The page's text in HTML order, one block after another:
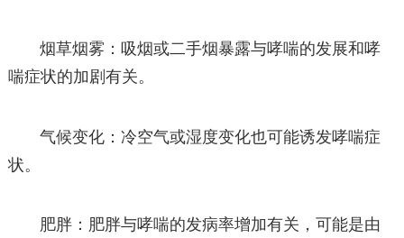
烟草烟雾：吸烟或二手烟暴露与哮喘的发展和哮
喘症状的加剧有关。
气候变化：冷空气或湿度变化也可能诱发哮喘症
状。
肥胖：肥胖与哮喘的发病率增加有关，可能是由